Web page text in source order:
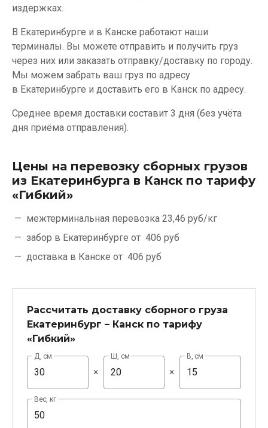
издержках.
В Екатеринбурге и в Канске работают наши
терминалы. Вы можете отправить и получить груз
через них или заказать отправку/доставку по городу.
Мы можем забрать ваш груз по адресу
в Екатеринбурге и доставить его в Канск по адресу.
Среднее время доставки составит 3 дня (без учёта
дня приёма отправления).
Цены на перевозку сборных грузов
из Екатеринбурга в Канск по тарифу
«Гибкий»
межтерминальная перевозка 23,46 руб/кг
забор в Екатеринбурге от 406 руб
доставка в Канске от 406 руб
Рассчитать доставку сборного груза
Екатеринбург – Канск по тарифу
«Гибкий»
Д, см
×
Ш, см
×
В, см
Вес, кг